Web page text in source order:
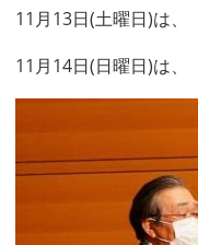
11月13日(土曜日)は、
11月14日(日曜日)は、